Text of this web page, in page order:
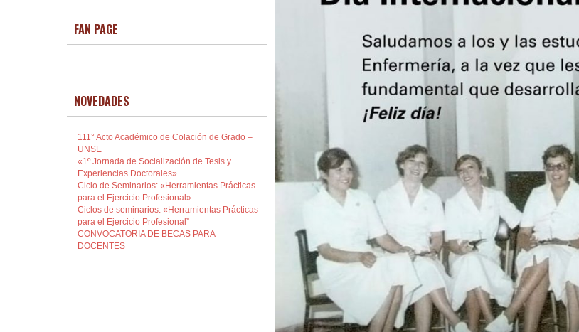
FAN PAGE
NOVEDADES
111° Acto Académico de Colación de Grado –
UNSE
«1º Jornada de Socialización de Tesis y
Experiencias Doctorales»
Ciclo de Seminarios: «Herramientas Prácticas
para el Ejercicio Profesional»
Ciclos de seminarios: «Herramientas Prácticas
para el Ejercicio Profesional”
CONVOCATORIA DE BECAS PARA
DOCENTES